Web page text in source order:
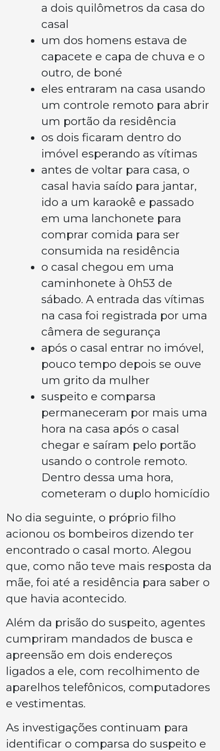
a dois quilômetros da casa do
casal
um dos homens estava de
capacete e capa de chuva e o
outro, de boné
eles entraram na casa usando
um controle remoto para abrir
um portão da residência
os dois ficaram dentro do
imóvel esperando as vítimas
antes de voltar para casa, o
casal havia saído para jantar,
ido a um karaokê e passado
em uma lanchonete para
comprar comida para ser
consumida na residência
o casal chegou em uma
caminhonete à 0h53 de
sábado. A entrada das vítimas
na casa foi registrada por uma
câmera de segurança
após o casal entrar no imóvel,
pouco tempo depois se ouve
um grito da mulher
suspeito e comparsa
permaneceram por mais uma
hora na casa após o casal
chegar e saíram pelo portão
usando o controle remoto.
Dentro dessa uma hora,
cometeram o duplo homicídio
No dia seguinte, o próprio filho
acionou os bombeiros dizendo ter
encontrado o casal morto. Alegou
que, como não teve mais resposta da
mãe, foi até a residência para saber o
que havia acontecido.
Além da prisão do suspeito, agentes
cumpriram mandados de busca e
apreensão em dois endereços
ligados a ele, com recolhimento de
aparelhos telefônicos, computadores
e vestimentas.
As investigações continuam para
identificar o comparsa do suspeito e